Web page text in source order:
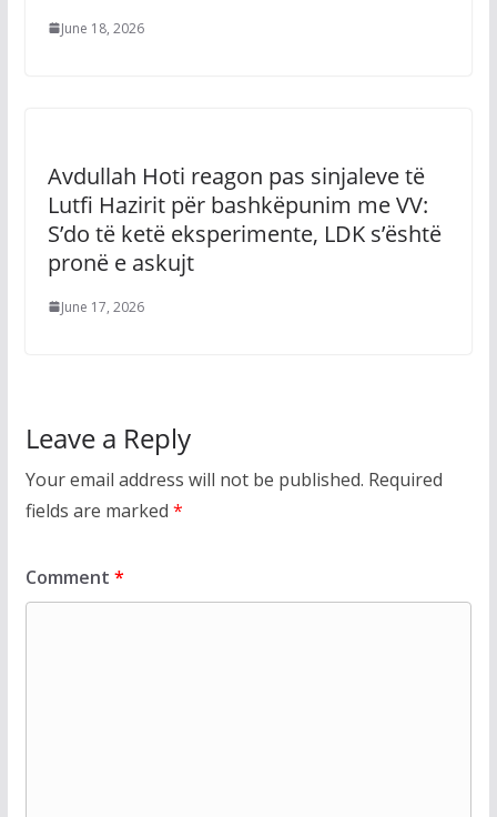
June 18, 2026
Avdullah Hoti reagon pas sinjaleve të
Lutfi Hazirit për bashkëpunim me VV:
S’do të ketë eksperimente, LDK s’është
pronë e askujt
June 17, 2026
Leave a Reply
Your email address will not be published. Required
fields are marked *
Comment *